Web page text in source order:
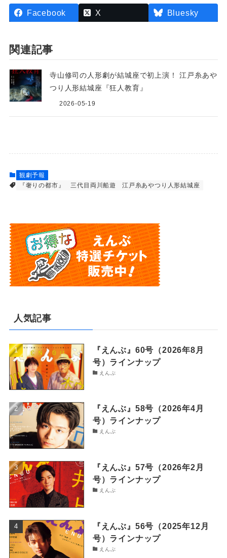
Facebook X Bluesky
関連記事
寺山修司の人形劇が結城座で初上演！ 江戸糸あや
つり人形結城座『狂人教育』
2026-05-19
観劇予報
『奢りの都市』
三代目両川船遊 江戸糸あやつり人形結城座
人気記事
『えんぶ』60号（2026年8月
号）ラインナップ
えんぶ
『えんぶ』58号（2026年4月
号）ラインナップ
えんぶ
『えんぶ』57号（2026年2月
号）ラインナップ
えんぶ
『えんぶ』56号（2025年12月
号）ラインナップ
えんぶ